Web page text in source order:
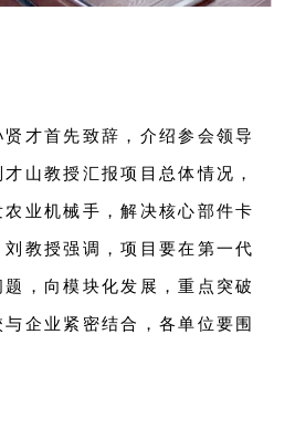
才首先致辞，介绍参会领导
山教授汇报项目总体情况，
业机械手，解决核心部件卡
教授强调，项目要在第一代
，向模块化发展，重点突破
企业紧密结合，各单位要围